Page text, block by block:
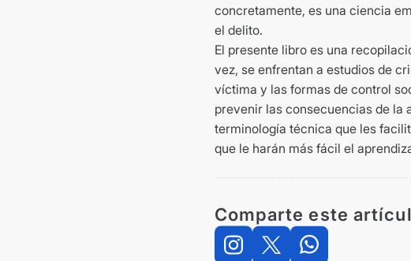
concretamente, es una ciencia
el delito.
El presente libro es una
vez, se enfrentan a estudios de
víctima y las formas de control
prevenir las consecuencias de la
terminología técnica que les
que le harán más fácil el
Comparte este